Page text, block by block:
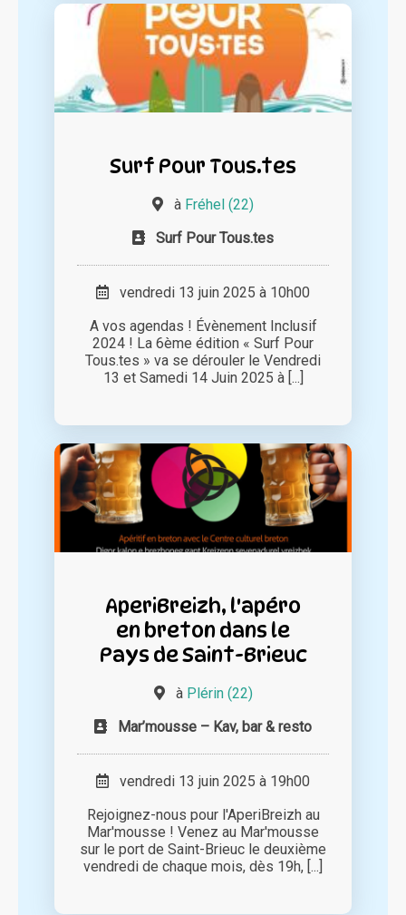
Surf Pour Tous.tes
à Fréhel (22)
Surf Pour Tous.tes
vendredi 13 juin 2025 à 10h00
A vos agendas ! Évènement Inclusif
2024 ! La 6ème édition « Surf Pour
Tous.tes » va se dérouler le Vendredi
13 et Samedi 14 Juin 2025 à [...]
AperiBreizh, l'apéro
en breton dans le
Pays de Saint-Brieuc
à Plérin (22)
Mar’mousse – Kav, bar & resto
vendredi 13 juin 2025 à 19h00
Rejoignez-nous pour l'AperiBreizh au
Mar'mousse ! Venez au Mar'mousse
sur le port de Saint-Brieuc le deuxième
vendredi de chaque mois, dès 19h, [...]